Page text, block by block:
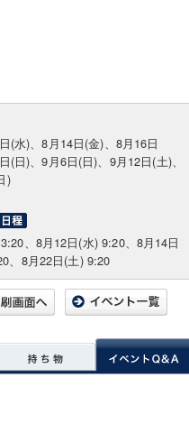
(水)、8月14日(金)、8月16日
(日)、9月6日(日)、9月12日(土)、
)
、8月12日(水) 9:20、8月14日
、8月22日(土) 9:20